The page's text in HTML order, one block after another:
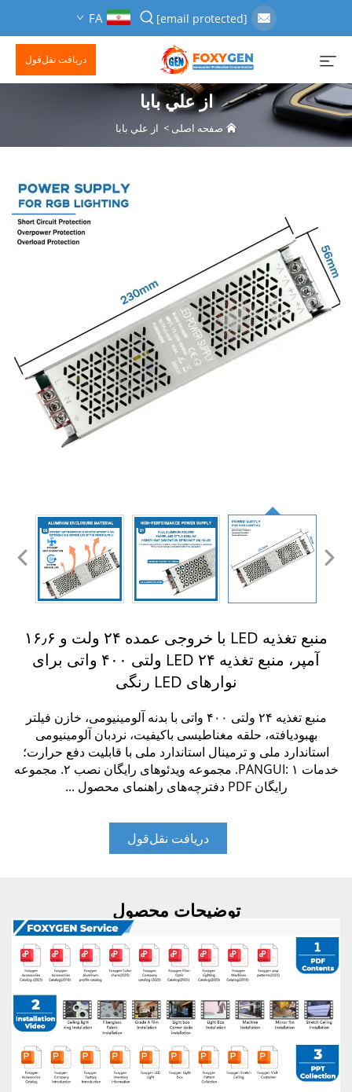
[email protected]
FA
دریافت نقل‌قول
از علي بابا
صفحه اصلی > از علي بابا
منبع تغذیه LED با خروجی عمده ۲۴ ولت و ۱۶٫۶
آمپر، منبع تغذیه LED ۲۴ ولتی ۴۰۰ واتی برای
نوارهای LED رنگی
منبع تغذیه ۲۴ ولتی ۴۰۰ واتی با بدنه آلومینیومی، خازن فیلتر
بهبودیافته، حلقه مغناطیسی باکیفیت، نردبان آلومینیومی
استاندارد ملی و ترمینال استاندارد ملی با قابلیت دفع حرارت؛
خدمات PANGUI: ۱. مجموعه ویدئوهای رایگان نصب ۲. مجموعه
رایگان PDF دفترچه‌های راهنمای محصول ...
دریافت نقل‌قول
توضیحات محصول